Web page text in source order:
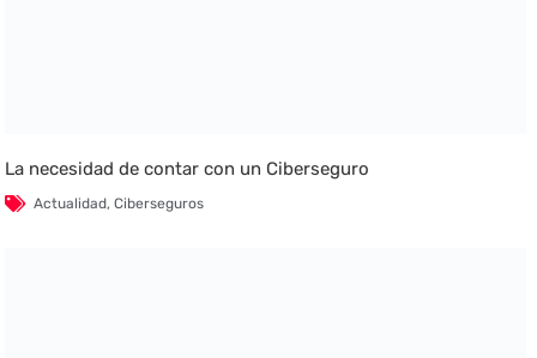
La necesidad de contar con un Ciberseguro
Actualidad,Ciberseguros